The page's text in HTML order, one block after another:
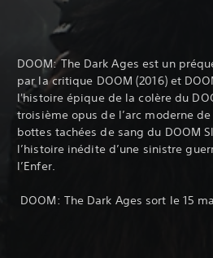
DOOM: The Dark Ages est un
par la critique DOOM (2016) et
l'histoire épique de la colère du
troisième opus de l’arc moderne
bottes tachées de sang du DOOM
l’histoire inédite d’une sinistre
l’Enfer.
DOOM: The Dark Ages sort le 15